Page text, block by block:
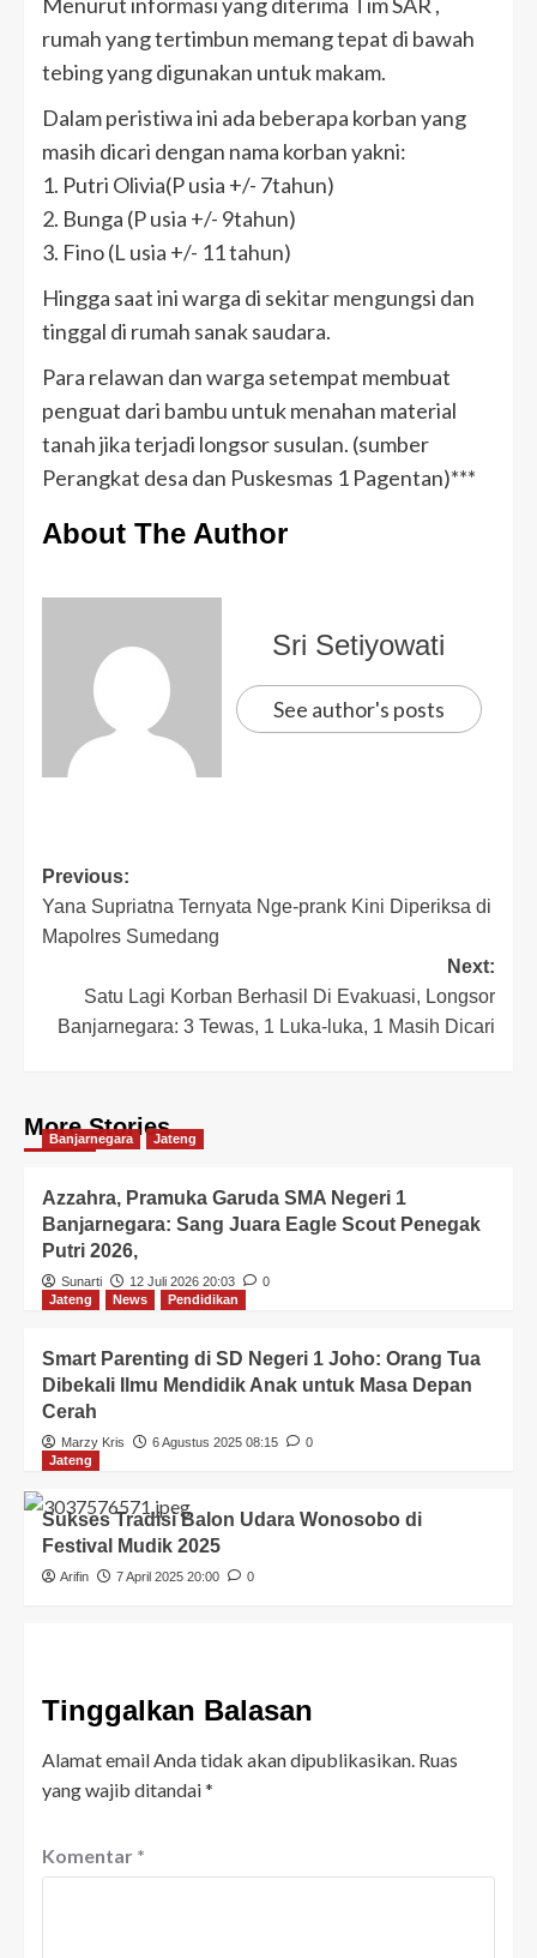
rumah yang tertimbun memang tepat di bawah
tebing yang digunakan untuk makam.
Dalam peristiwa ini ada beberapa korban yang
masih dicari dengan nama korban yakni:
1. Putri Olivia(P usia +/- 7tahun)
2. Bunga (P usia +/- 9tahun)
3. Fino (L usia +/- 11 tahun)
Hingga saat ini warga di sekitar mengungsi dan
tinggal di rumah sanak saudara.
Para relawan dan warga setempat membuat
penguat dari bambu untuk menahan material
tanah jika terjadi longsor susulan. (sumber
Perangkat desa dan Puskesmas 1 Pagentan)***
About The Author
Sri Setiyowati
See author's posts
Previous:
Yana Supriatna Ternyata Nge-prank Kini Diperiksa di
Mapolres Sumedang
Next:
Satu Lagi Korban Berhasil Di Evakuasi, Longsor
Banjarnegara: 3 Tewas, 1 Luka-luka, 1 Masih Dicari
More Stories
Banjarnegara Jateng
Azzahra, Pramuka Garuda SMA Negeri 1
Banjarnegara: Sang Juara Eagle Scout Penegak
Putri 2026,
Sunarti 12 Juli 2026 20:03
0
Jateng
News Pendidikan
Smart Parenting di SD Negeri 1 Joho: Orang Tua
Dibekali Ilmu Mendidik Anak untuk Masa Depan
Cerah
Marzy Kris 6 Agustus 2025 08:15
0
Jateng
Sukses Tradisi Balon Udara Wonosobo di
Festival Mudik 2025
Arifin 7 April 2025 20:00 0
Tinggalkan Balasan
Alamat email Anda tidak akan dipublikasikan. Ruas
yang wajib ditandai*
Komentar *